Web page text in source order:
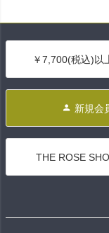
￥7,700(税込)以
新規会
THE ROSE